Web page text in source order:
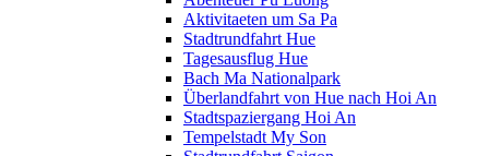
Aktivitaeten um Sa Pa
Stadtrundfahrt Hue
Tagesausflug Hue
Bach Ma Nationalpark
Überlandfahrt von Hue nach Hoi An
Stadtspaziergang Hoi An
Tempelstadt My Son